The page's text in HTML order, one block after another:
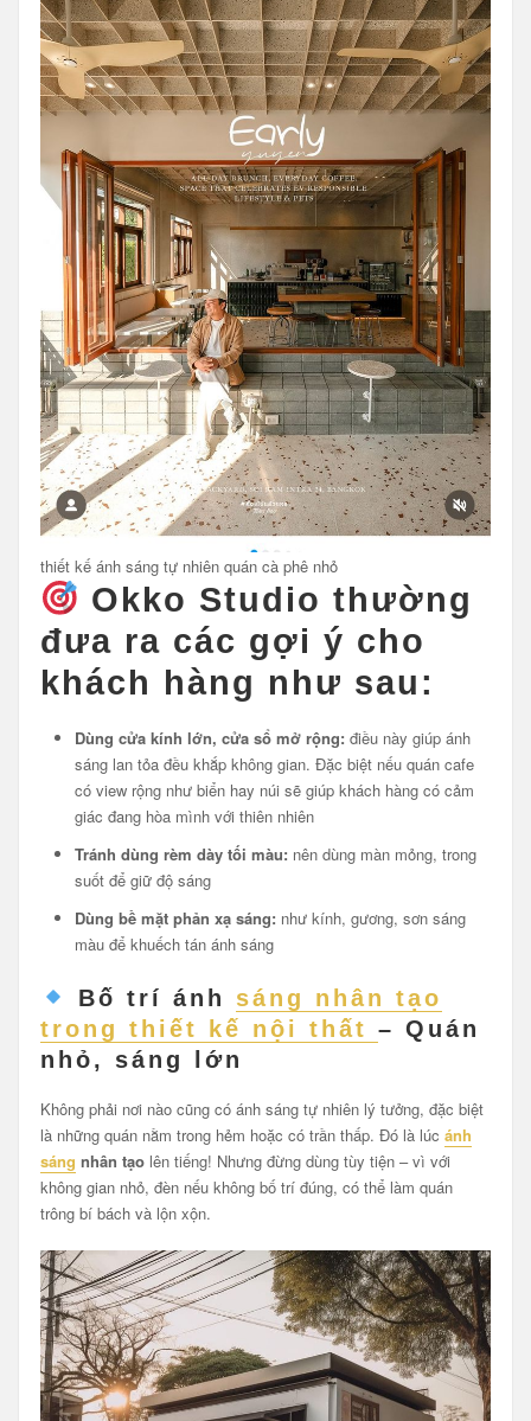
thiết kế ánh sáng tự nhiên quán cà phê nhỏ
Okko Studio thường
đưa ra các gợi ý cho
khách hàng như sau:
Dùng cửa kính lớn, cửa sổ mở rộng: điều này giúp ánh
sáng lan tỏa đều khắp không gian. Đặc biệt nếu quán cafe
có view rộng như biển hay núi sẽ giúp khách hàng có cảm
giác đang hòa mình với thiên nhiên
Tránh dùng rèm dày tối màu: nên dùng màn mỏng, trong
suốt để giữ độ sáng
Dùng bề mặt phản xạ sáng: như kính, gương, sơn sáng
màu để khuếch tán ánh sáng
Bố trí ánh sáng nhân tạo
trong thiết kế nội thất – Quán
nhỏ, sáng lớn
Không phải nơi nào cũng có ánh sáng tự nhiên lý tưởng, đặc biệt
là những quán nằm trong hẻm hoặc có trần thấp. Đó là lúc ánh
sáng nhân tạolên tiếng! Nhưng đừng dùng tùy tiện – vì với
không gian nhỏ, đèn nếu không bố trí đúng, có thể làm quán
trông bí bách và lộn xộn.